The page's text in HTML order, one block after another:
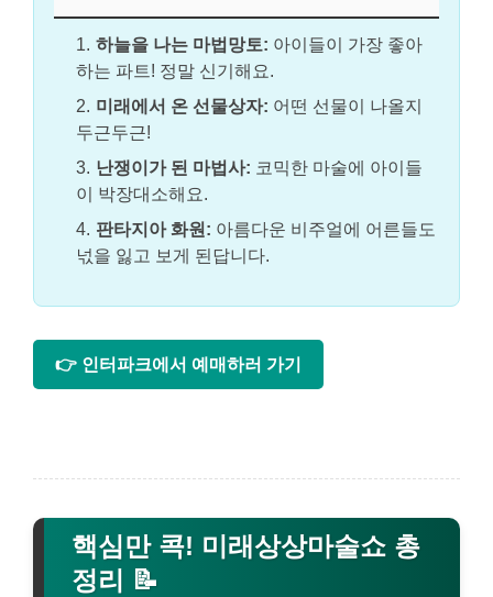
하늘을 나는 마법망토: 아이들이 가장 좋아
하는 파트! 정말 신기해요.
미래에서 온 선물상자: 어떤 선물이 나올지
두근두근!
난쟁이가 된 마법사: 코믹한 마술에 아이들
이 박장대소해요.
판타지아 화원: 아름다운 비주얼에 어른들도
넋을 잃고 보게 된답니다.
👉 인터파크에서 예매하러 가기
핵심만 콕! 미래상상마술쇼 총
정리 📝